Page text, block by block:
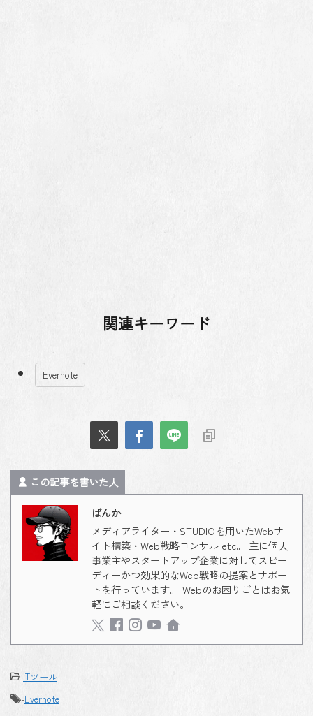
関連キーワード
Evernote
この記事を書いた人
ばんか
メディアライター・STUDIOを用いたWebサ
イト構築・Web戦略コンサル etc。 主に個人
事業主やスタートアップ企業に対してスピー
ディーかつ効果的なWeb戦略の提案とサポー
トを行っています。 Webのお困りごとはお気
軽にご相談ください。
-ITツール
-Evernote